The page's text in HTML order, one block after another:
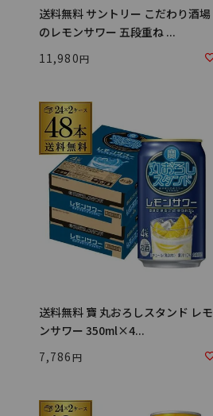
送料無料 サントリー こだわり酒場
のレモンサワー 五段重ね ...
11,980
送料無料 寶 丸おろしスタンド レモ
ンサワー 350ml×4...
7,786